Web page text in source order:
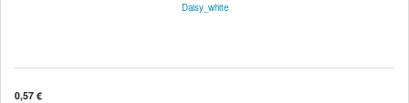
Daisy_white
0,57 €